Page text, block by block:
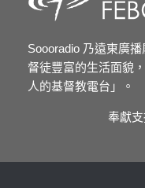
Soooradio 乃遠東廣
督徒豐富的生活面貌
人的基督教電台」。
奉獻